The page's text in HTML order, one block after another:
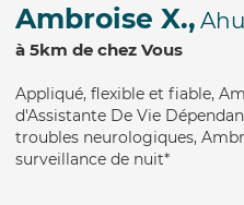
Ambroise X.,
à 5km de chez Vous
Appliqué, flexible et fiable,
d'Assistante De Vie
troubles neurologiques,
surveillance de nuit*